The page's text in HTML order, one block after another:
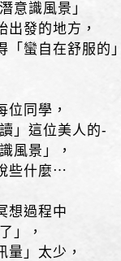
意識風景」
出發的地方，
「蠻自在舒服的
位同學，
」這位美人的-
風景」，
些什麼⋯
想過程中
」，
量」太少，